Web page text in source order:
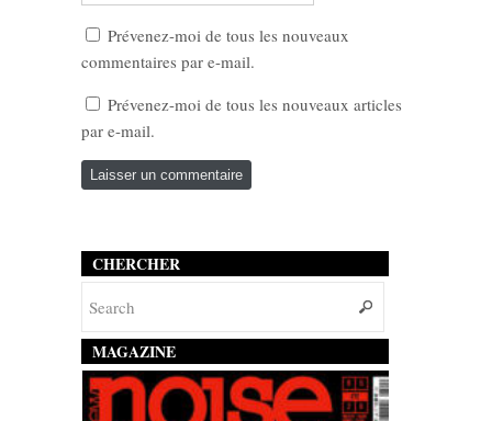
Prévenez-moi de tous les nouveaux
commentaires par e-mail.
Prévenez-moi de tous les nouveaux articles
par e-mail.
CHERCHER
MAGAZINE